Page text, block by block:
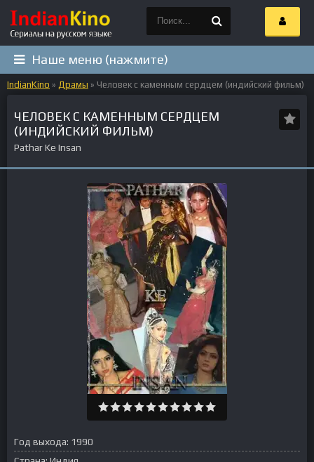
Наше меню (нажмите)
IndianKino » Драмы » Человек с каменным сердцем (индийский фильм)
ЧЕЛОВЕК С КАМЕННЫМ СЕРДЦЕМ
(ИНДИЙСКИЙ ФИЛЬМ)
Pathar Ke Insan
Год выхода: 1990